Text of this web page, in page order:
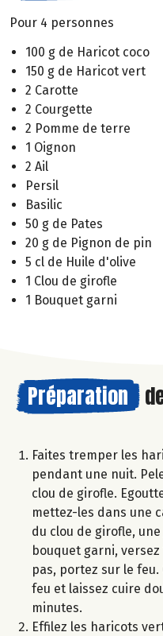
Pour 4 personnes
100 g de Haricot coco
150 g de Haricot vert
2 Carotte
2 Courgette
2 Pomme de terre
1 Oignon
2 Ail
Persil
Basilic
50 g de Pates
20 g de Pignon de pin
5 cl de Huile d'olive
1 Clou de girofle
1 Bouquet garni
Préparation
Faites tremper les
pendant une nuit.
clou de girofle.
mettez-les dans une
du clou de girofle,
bouquet garni,
pas, portez sur le feu.
feu et laissez cuire
minutes.
Effilez les haricots